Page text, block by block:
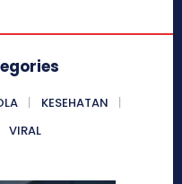
KESEHATAN
VIRAL